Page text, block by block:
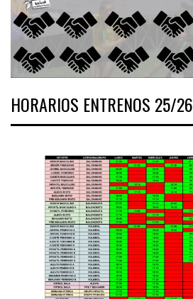
HORARIOS ENTRENOS 25/26